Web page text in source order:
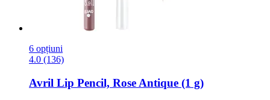
6 opțiuni
4.0 (136)
Avril Lip Pencil, Rose Antique (1 g)